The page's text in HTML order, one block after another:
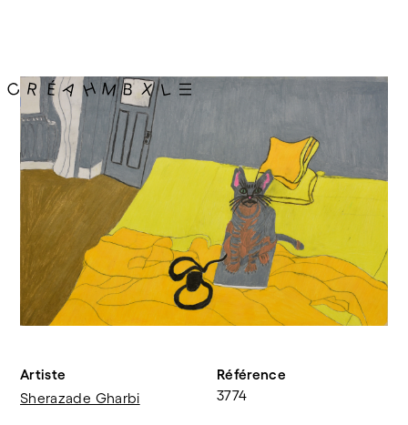
Artiste
Sherazade Gharbi
Référence
3774